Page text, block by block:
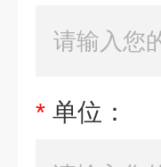
* 单位：